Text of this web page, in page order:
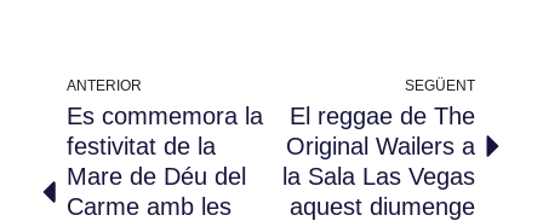
ANTERIOR
Es commemora la
festivitat de la
Mare de Déu del
Carme amb les
SEGÜENT
El reggae de The
Original Wailers a
la Sala Las Vegas
aquest diumenge